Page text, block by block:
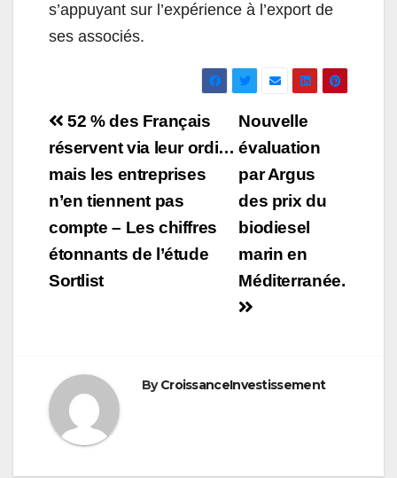
s’appuyant sur l’expérience à l’export de
ses associés.
Navigation
de
l’article
Nouvelle
évaluation
par Argus
des prix du
biodiesel
marin en
Méditerranée.
52 % des Français
réservent via leur ordi…
mais les entreprises
n’en tiennent pas
compte – Les chiffres
étonnants de l’étude
Sortlist
ByCroissanceInvestissement